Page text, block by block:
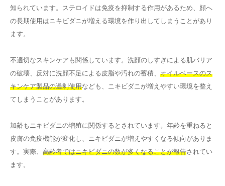
知られています。ステロイドは免疫を抑制する作用があるため、顔へ
の長期使用はニキビダニが増える環境を作り出してしまうことがあり
ます。
不適切なスキンケアも関係しています。洗顔のしすぎによる肌バリア
の破壊、反対に洗顔不足による皮脂や汚れの蓄積、 オイルベースのス
キンケア製品の過剰使用なども、ニキビダニが増えやすい環境を整え
てしまうことがあります。
加齢もニキビダニの増殖に関係するとされています。年齢を重ねると
皮膚の免疫機能が変化し、ニキビダニが増えやすくなる傾向がありま
す。実際、 高齢者ではニキビダニの数が多くなることが報告されてい
ます。